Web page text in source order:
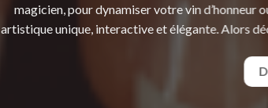
magicien, pour dynamiser votre vin d’honneur
artistique unique, interactive et élégante. Alors